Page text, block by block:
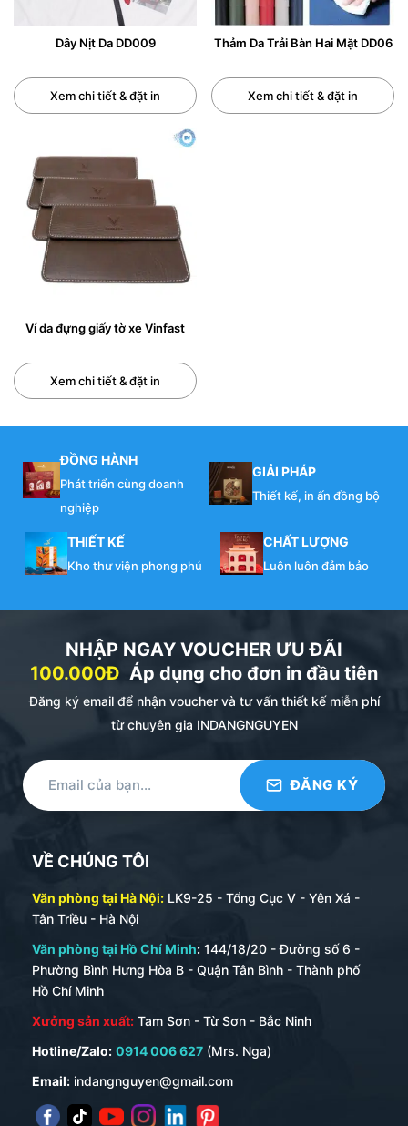
Dây Nịt Da DD009
Xem chi tiết & đặt in
Thảm Da Trải Bàn Hai Mặt DD06
Xem chi tiết & đặt in
Ví da đựng giấy tờ xe Vinfast
Xem chi tiết & đặt in
ĐỒNG HÀNH
Phát triển cùng doanh
nghiệp
GIẢI PHÁP
Thiết kế, in ấn đồng bộ
THIẾT KẾ
Kho thư viện phong phú
CHẤT LƯỢNG
Luôn luôn đảm bảo
NHẬP NGAY VOUCHER ƯU ĐÃI
100.000Đ Áp dụng cho đơn in đầu tiên
Đăng ký email để nhận voucher và tư vấn thiết kế miễn phí
từ chuyên gia INDANGNGUYEN
VỀ CHÚNG TÔI
Văn phòng tại Hà Nội: LK9-25 - Tổng Cục V - Yên Xá -
Tân Triều - Hà Nội
Văn phòng tại Hồ Chí Minh: 144/18/20 - Đường số 6 -
Phường Bình Hưng Hòa B - Quận Tân Bình - Thành phố
Hồ Chí Minh
Xưởng sản xuất: Tam Sơn - Từ Sơn - Bắc Ninh
Hotline/Zalo: 0914 006 627 (Mrs. Nga)
Email: indangnguyen@gmail.com